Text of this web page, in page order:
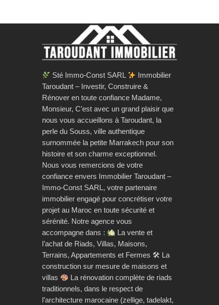
Sté Immo-Const SARL
Immobilier
Taroudant – Investir, Construire &
Rénover en toute confiance Madame,
Monsieur, C’est avec un grand plaisir que
nous vous accueillons à Taroudant, la
perle du Souss, ville authentique
surnommée la petite Marrakech pour son
histoire et son charme exceptionnel.
Nous vous remercions de votre
confiance envers Immobilier Taroudant –
Immo-Const SARL, votre partenaire
immobilier engagé pour concrétiser votre
projet au Maroc en toute sécurité et
sérénité. Notre agence vous
accompagne dans :
La vente et
l’achat de Riads, Villas, Maisons,
Terrains, Appartements et Fermes 🛠 La
construction sur mesure de maisons et
villas
La rénovation complète de riads
traditionnels, dans le respect de
l’architecture marocaine (zellige, tadelakt,